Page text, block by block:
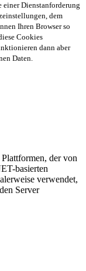
Dienstanforderung
dem
Ihren Browser so
Cookies
dann aber
Daten.
der von
basierten
verwendet,
Server